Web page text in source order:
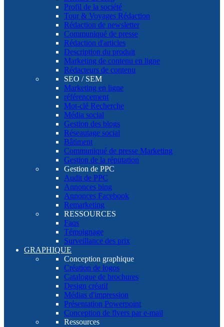
Profil de la société
Tour & Voyages Rédaction
Rédaction de newsletter
Communiqué de presse
Rédaction d'articles
Description du produit
Marketing de contenu en ligne
Rédacteurs de contenu
SEO / SEM
Marketing en ligne
référencement
Mot-clé Recherche
Média social
Gestion des blogs
Réseautage social
Bâtiment
Communiqué de presse Marketing
Gestion de la réputation
Gestion de PPC
Audit de PPC
Annonces bing
Annonces Facebook
Remarketing
RESSOURCES
Faqs
Témoignage
Surveillance des prix
GRAPHIQUE
Conception graphique
Création de logos
Catalogue de brochures
Design créatif
Médias d'impression
Présentation Powerpoint
Conception de flyers par e-mail
Ressources